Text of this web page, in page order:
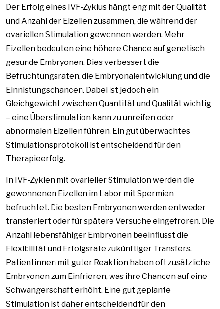
Der Erfolg eines IVF-Zyklus hängt eng mit der Qualität
und Anzahl der Eizellen zusammen, die während der
ovariellen Stimulation gewonnen werden. Mehr
Eizellen bedeuten eine höhere Chance auf genetisch
gesunde Embryonen. Dies verbessert die
Befruchtungsraten, die Embryonalentwicklung und die
Einnistungschancen. Dabei ist jedoch ein
Gleichgewicht zwischen Quantität und Qualität wichtig
– eine Überstimulation kann zu unreifen oder
abnormalen Eizellen führen. Ein gut überwachtes
Stimulationsprotokoll ist entscheidend für den
Therapieerfolg.
In IVF-Zyklen mit ovarieller Stimulation werden die
gewonnenen Eizellen im Labor mit Spermien
befruchtet. Die besten Embryonen werden entweder
transferiert oder für spätere Versuche eingefroren. Die
Anzahl lebensfähiger Embryonen beeinflusst die
Flexibilität und Erfolgsrate zukünftiger Transfers.
Patientinnen mit guter Reaktion haben oft zusätzliche
Embryonen zum Einfrieren, was ihre Chancen auf eine
Schwangerschaft erhöht. Eine gut geplante
Stimulation ist daher entscheidend für den